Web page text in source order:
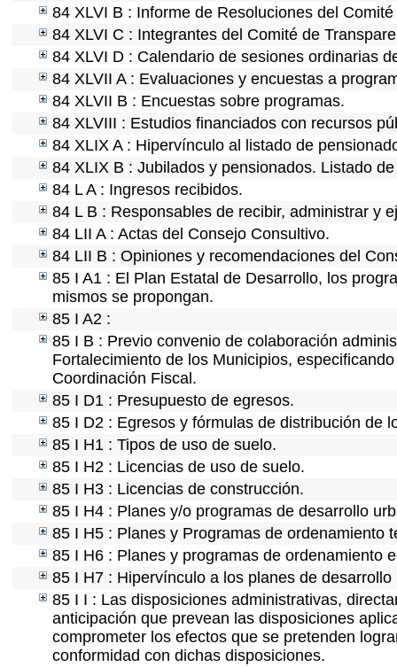
84 XLVI B : Informe de Resoluciones del
84 XLVI C : Integrantes del Comité de
84 XLVI D : Calendario de sesiones ordinarias
84 XLVII A : Evaluaciones y encuestas a
84 XLVII B : Encuestas sobre programas.
84 XLVIII : Estudios financiados con recursos
84 XLIX A : Hipervínculo al listado de
84 XLIX B : Jubilados y pensionados. Listado
84 L A : Ingresos recibidos.
84 L B : Responsables de recibir, administrar y
84 LII A : Actas del Consejo Consultivo.
84 LII B : Opiniones y recomendaciones del
85 I A1 : El Plan Estatal de Desarrollo, los
mismos se propongan.
85 I A2 :
85 I B : Previo convenio de colaboración
Fortalecimiento de los Municipios,
Coordinación Fiscal.
85 I D1 : Presupuesto de egresos.
85 I D2 : Egresos y fórmulas de distribución de
85 I H1 : Tipos de uso de suelo.
85 I H2 : Licencias de uso de suelo.
85 I H3 : Licencias de construcción.
85 I H4 : Planes y/o programas de desarrollo
85 I H5 : Planes y Programas de ordenamiento
85 I H6 : Planes y programas de ordenamiento
85 I H7 : Hipervínculo a los planes de desarrollo
85 I I : Las disposiciones administrativas,
anticipación que prevean las disposiciones
comprometer los efectos que se pretenden
conformidad con dichas disposiciones.